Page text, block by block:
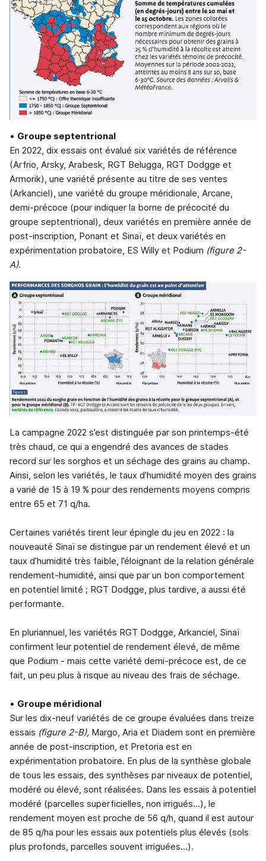
• Groupe septentrional
En 2022, dix essais ont évalué six variétés de référence
(Arfrio, Arsky, Arabesk, RGT Belugga, RGT Dodgge et
Armorik), une variété présente au titre de ses ventes
(Arkanciel), une variété du groupe méridionale, Arcane,
demi-précoce (pour indiquer la borne de précocité du
groupe septentrional), deux variétés en première année de
post-inscription, Ponant et Sinaï, et deux variétés en
expérimentation probatoire, ES Willy et Podium (figure 2-
A).
La campagne 2022 s’est distinguée par son printemps-été
très chaud, ce qui a engendré des avances de stades
record sur les sorghos et un séchage des grains au champ.
Ainsi, selon les variétés, le taux d’humidité moyen des grains
a varié de 15 à 19 % pour des rendements moyens compris
entre 65 et 71 q/ha.
Certaines variétés tirent leur épingle du jeu en 2022 : la
nouveauté Sinaï se distingue par un rendement élevé et un
taux d’humidité très faible, l’éloignant de la relation générale
rendement-humidité, ainsi que par un bon comportement
en potentiel limité ; RGT Dodgge, plus tardive, a aussi été
performante.
En pluriannuel, les variétés RGT Dodgge, Arkanciel, Sinaï
confirment leur potentiel de rendement élevé, de même
que Podium - mais cette variété demi-précoce est, de ce
fait, un peu plus à risque au niveau des frais de séchage.
• Groupe méridional
Sur les dix-neuf variétés de ce groupe évaluées dans treize
essais (figure 2-B), Margo, Aria et Diadem sont en première
année de post-inscription, et Pretoria est en
expérimentation probatoire. En plus de la synthèse globale
de tous les essais, des synthèses par niveaux de potentiel,
modéré ou élevé, sont réalisées. Dans les essais à potentiel
modéré (parcelles superficielles, non irrigués…), le
rendement moyen est proche de 56 q/h, quand il est autour
de 85 q/ha pour les essais aux potentiels plus élevés (sols
plus profonds, parcelles souvent irriguées…).